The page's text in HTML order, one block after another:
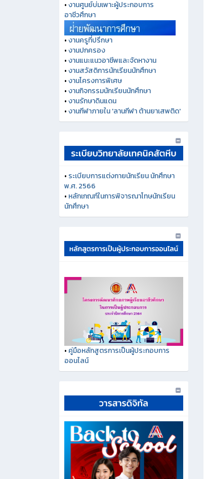
•งานศูนย์บ่มเพาะผู้ประกอบการ
อาชีวศึกษา
•งานครูที่ปรึกษา
•งานปกครอง
•งานแนะแนวอาชีพและจัดหางาน
•งานสวัสดิการนักเรียนนักศึกษา
•งานโครงการพิเศษ
•งานกิจกรรมนักเรียนนักศึกษา
•งานรักษาดินแดน
•งานกีฬาภายใน 'ลานกีฬา ต้านยาเสพติด'
• ระเบียบการแต่งกายนักเรียน นักศึกษา
พ.ศ. 2566
• หลักเกณฑ์ในการพิจารณาโทษนักเรียน
นักศึกษา
• คู่มือหลักสูตรการเป็นผู้ประกอบการ
ออนไลน์